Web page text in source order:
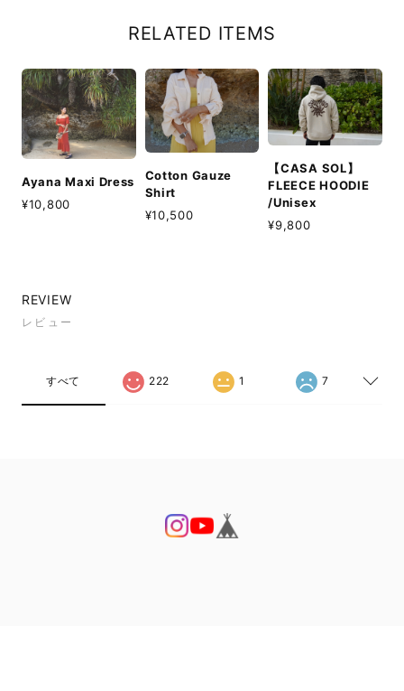
RELATED ITEMS
Ayana Maxi Dress
¥10,800
Cotton Gauze
Shirt
¥10,500
【CASA SOL】
FLEECE HOODIE
/Unisex
¥9,800
REVIEW
レビュー
すべて 222 1 7